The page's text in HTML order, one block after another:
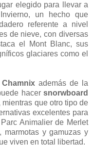
elegido para llevar a
un hecho que
referente a nivel
de nieve, con diversas
el Mont Blanc, sus
glaciares como el
Chamnixademás de la
hacer snorwboard
mientras que otro tipo de
excelentes para
Animalier de Merlet
marmotas y gamuzas y
viven en total libertad.